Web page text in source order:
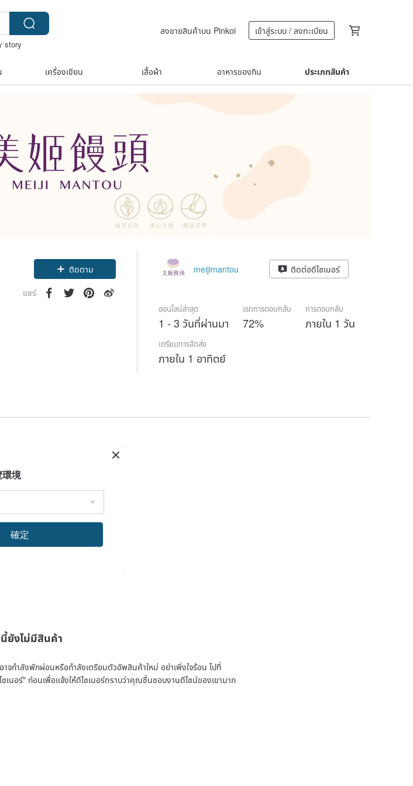
story
ลงขายสินค้าบน Pinkoi เข้าสู่ระบบ / ลงทะเบียน
เครื่องเขียน เสื้อผ้า อาหารของกิน ประเภทสินค้า
ติดตาม
แชร์
meijimantou ติดต่อดีไซเนอร์
ออนไลน์ล่าสุด
1 - 3 วันที่ผ่านมา
เรทการตอบกลับ
72%
การตอบกลับ
ภายใน 1 วัน
เตรียมการจัดส่ง
ภายใน 1 อาทิตย์
mi
ยังไม่มีสินค้า
าจกำลังพักผ่อนหรือกำลังเตรียมตัวอัพสินค้าใหม่ อย่าเพิ่งใจร้อน ไปที่
เนอร์" ก่อนเพื่อแจ้งให้ดีไซเนอร์ทราบว่าคุณชื่นชอบงานดีไซน์ของเขามาก
境
確定